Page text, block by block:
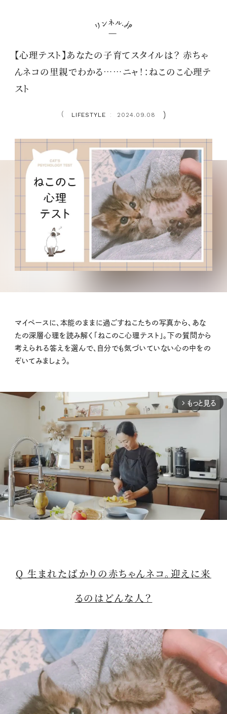
【心理テスト】あなたの子育てスタイルは？ 赤ちゃ
んネコの里親でわかる……ニャ！：ねこのこ心理テ
スト
LIFESTYLE ： 2024.09.08
マイペースに、本能のままに過ごすねこたちの写真から、あな
たの深層心理を読み解く「ねこのこ心理テスト」。下の質問から
考えられる答えを選んで、自分でも気づいていない心の中をの
ぞいてみましょう。
arrow_forward_ios もっと見る
e
Q 生まれたばかりの赤ちゃんネコ。迎えに来
るのはどんな人？